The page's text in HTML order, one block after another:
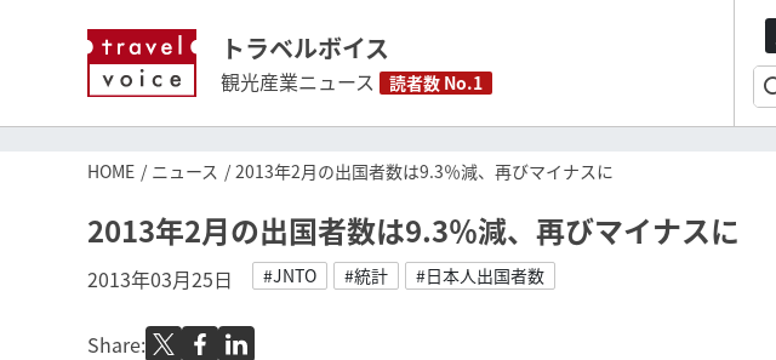
トラベルボイス
観光産業ニュース 読者数 No.1
HOME ニュース 2013年2月の出国者数は9.3％減、再びマイナスに
2013年2月の出国者数は9.3％減、再びマイナスに
2013年03月25日 #JNTO #統計 #日本人出国者数
Share: